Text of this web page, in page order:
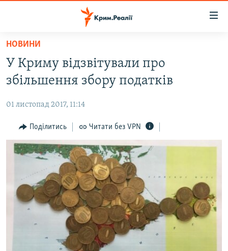
Перейти
основного
матеріалу
до
навігації
Перейти
ВОДА.КРИМ
ПОЛІТИКА
БЛОГИ
ПОГЛЯД
ВСЕ ЗА ДЕНЬ
СПЕЦПРОЕКТИ
ВІДЕОУРОКИ «ELIFBE»
ЯК ОБІЙТИ БЛОКУВАННЯ
НОВИНИ
У Криму відзвітували про
збільшення збору податків
01 листопад 2017, 11:14
Поділитись Читати без VPN